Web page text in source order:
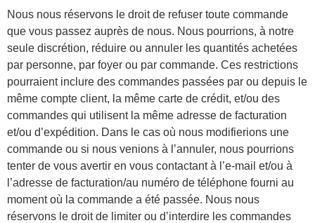
Nous nous réservons le droit de refuser toute commande
que vous passez auprès de nous. Nous pourrions, à notre
seule discrétion, réduire ou annuler les quantités achetées
par personne, par foyer ou par commande. Ces restrictions
pourraient inclure des commandes passées par ou depuis le
même compte client, la même carte de crédit, et/ou des
commandes qui utilisent la même adresse de facturation
et/ou d’expédition. Dans le cas où nous modifierions une
commande ou si nous venions à l’annuler, nous pourrions
tenter de vous avertir en vous contactant à l’e-mail et/ou à
l’adresse de facturation/au numéro de téléphone fourni au
moment où la commande a été passée. Nous nous
réservons le droit de limiter ou d’interdire les commandes